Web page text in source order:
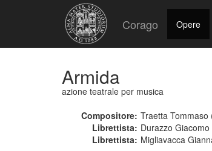
Corago Opere
Armida
azione teatrale per musica
Compositore: Traetta
Librettista: Durazzo
Librettista: Migliavacca